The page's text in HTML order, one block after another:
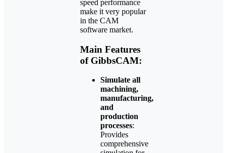
speed performance
make it very popular
in the CAM
software market.
Main Features
of GibbsCAM:
Simulate all
machining,
manufacturing,
and
production
processes:
Provides
comprehensive